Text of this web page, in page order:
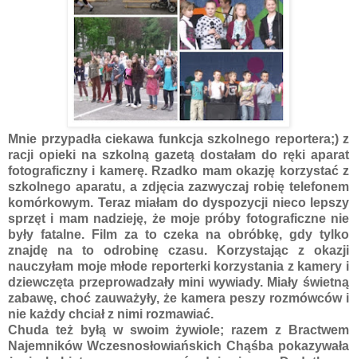
Mnie przypadła ciekawa funkcja szkolnego reportera;) z
racji opieki na szkolną gazetą dostałam do ręki aparat
fotograficzny i kamerę. Rzadko mam okazję korzystać z
szkolnego aparatu, a zdjęcia zazwyczaj robię telefonem
komórkowym. Teraz miałam do dyspozycji nieco lepszy
sprzęt i mam nadzieję, że moje próby fotograficzne nie
były fatalne. Film za to czeka na obróbkę, gdy tylko
znajdę na to odrobinę czasu. Korzystając z okazji
nauczyłam moje młode reporterki korzystania z kamery i
dziewczęta przeprowadzały mini wywiady. Miały świetną
zabawę, choć zauważyły, że kamera peszy rozmówców i
nie każdy chciał z nimi rozmawiać.
Chuda też byłą w swoim żywiole; razem z Bractwem
Najemników Wczesnosłowiańskich Chąśba pokazywała